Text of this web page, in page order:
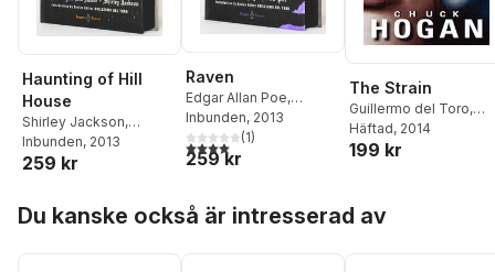
Haunting of Hill
House
Shirley Jackson,
Guillermo del Toro
Inbunden, 2013
259 kr
Raven
Edgar Allan Poe,
Guillermo del Toro
Inbunden, 2013
4,0utav 5 stjärnor. Totalt antal röster:
(1)
259 kr
The Strain
Guillermo del Toro,
Chuck Hogan
Häftad, 2014
199 kr
Du kanske också är intresserad av